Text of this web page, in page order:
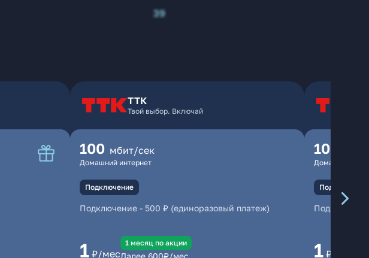
39
ТТК
Твой выбор. Включай
100 мбит/сек
Домашний интернет
Подключение
Подключение - 500 ₽ (единоразовый платеж)
1 ₽/мес
1 месяц по акции
Далее 600₽/мес
100
Домашний
Подключение
1 ₽/мес